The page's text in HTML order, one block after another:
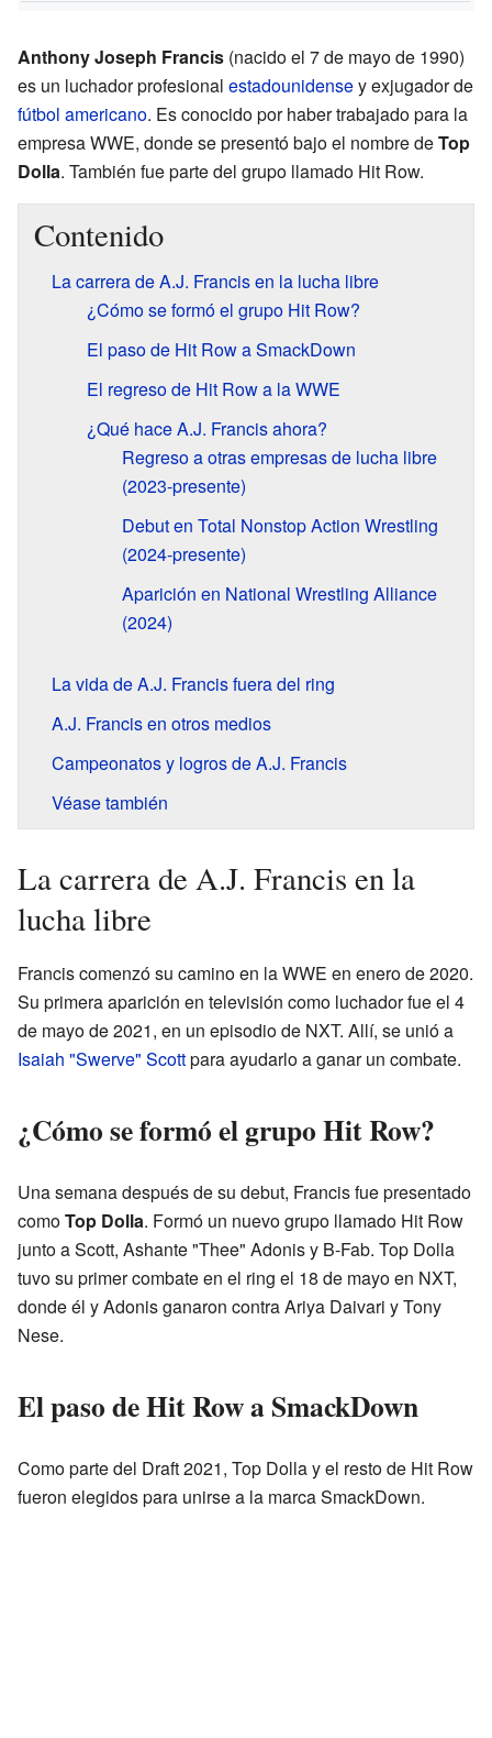
Anthony Joseph Francis (nacido el 7 de mayo de 1990)
es un luchador profesional estadounidensey exjugador de
fútbol americano. Es conocido por haber trabajado para la
empresa WWE, donde se presentó bajo el nombre deTop
Dolla. También fue parte del grupo llamado Hit Row.
Contenido
La carrera de A.J. Francis en la lucha libre
¿Cómo se formó el grupo Hit Row?
El paso de Hit Row a SmackDown
El regreso de Hit Row a la WWE
¿Qué hace A.J. Francis ahora?
Regreso a otras empresas de lucha libre
(2023-presente)
Debut en Total Nonstop Action Wrestling
(2024-presente)
Aparición en National Wrestling Alliance
(2024)
La vida de A.J. Francis fuera del ring
A.J. Francis en otros medios
Campeonatos y logros de A.J. Francis
Véase también
La carrera de A.J. Francis en la
lucha libre
Francis comenzó su camino en la WWE en enero de 2020.
Su primera aparición en televisión como luchador fue el 4
de mayo de 2021, en un episodio de NXT. Allí, se unió a
Isaiah "Swerve" Scottpara ayudarlo a ganar un combate.
¿Cómo se formó el grupo Hit Row?
Una semana después de su debut, Francis fue presentado
comoTop Dolla. Formó un nuevo grupo llamado Hit Row
junto a Scott, Ashante "Thee" Adonis y B-Fab. Top Dolla
tuvo su primer combate en el ring el 18 de mayo en NXT,
donde él y Adonis ganaron contra Ariya Daivari y Tony
Nese.
El paso de Hit Row a SmackDown
Como parte del Draft 2021, Top Dolla y el resto de Hit Row
fueron elegidos para unirse a la marca SmackDown.